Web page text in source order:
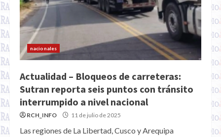
nacionales
Actualidad – Bloqueos de carreteras:
Sutran reporta seis puntos con tránsito
interrumpido a nivel nacional
RCH_INFO 11 de julio de 2025
Las regiones de La Libertad, Cusco y Arequipa